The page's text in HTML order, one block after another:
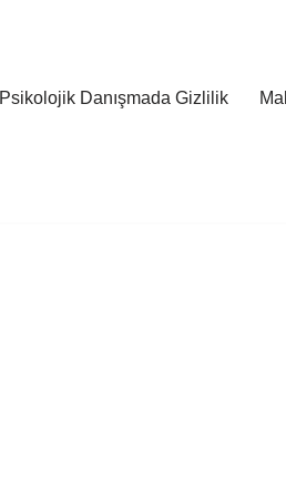
Psikolojik Danışmada Gizlilik